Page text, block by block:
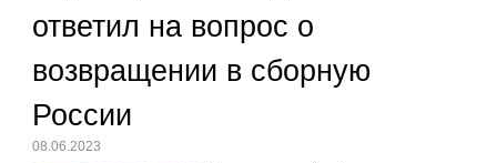
ответил на вопрос о
возвращении в сборную
России
08.06.2023